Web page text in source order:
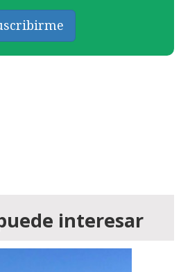
interesar